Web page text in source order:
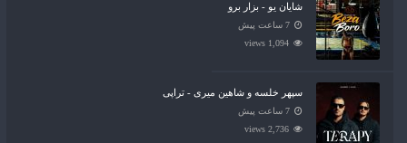
شایان یو - بزار برو
7 ساعت پیش
1,094 views
سپهر خلسه و شاهین میری - تراپی
7 ساعت پیش
2,736 views